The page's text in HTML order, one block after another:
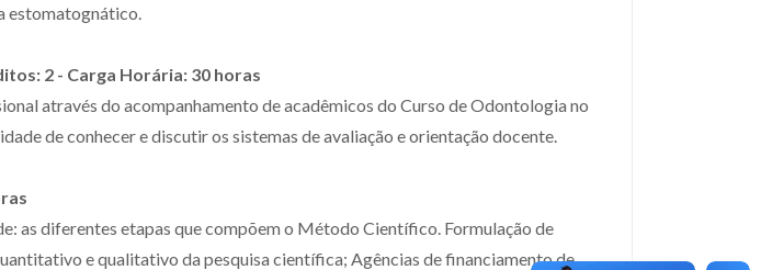
estomatognático.
2 - Carga Horária: 30 horas
através do acompanhamento de acadêmicos do Curso de Odontologia no
de conhecer e discutir os sistemas de avaliação e orientação docente.
as diferentes etapas que compõem o Método Científico. Formulação de
e qualitativo da pesquisa científica; Agências de financiamento de